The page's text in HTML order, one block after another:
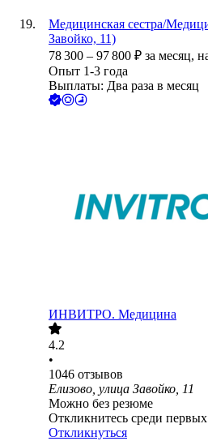
Медицинская сестра/
Завойко, 11)
78 300 – 97 800 ₽ за месяц,
Опыт 1-3 года
Выплаты: Два раза в месяц
ИНВИТРО. Медицина
4.2
•
1046 отзывов
Елизово, улица Завойко, 11
Можно без резюме
Откликнитесь среди первых
Откликнуться